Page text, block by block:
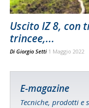
Uscito IZ 8, con
trincee,...
Di Giorgio Setti 1 Maggio 2022
E-magazine
Tecniche, prodotti e